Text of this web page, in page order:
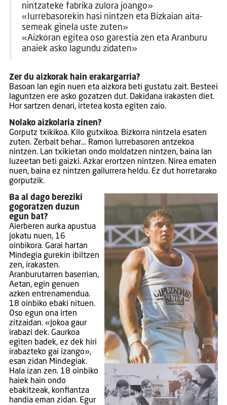
nintzateke fabrika zulora joango»
«Iurrebasorekin hasi nintzen eta Bizkaian aita-
semeak ginela uste zuten»
«Aizkoran egitea oso garestia zen eta Aranburu
anaiek asko lagundu zidaten»
Zer du aizkorak hain erakargarria?
Basoan lan egin nuen eta aizkora beti gustatu zait. Besteei
laguntzen ere asko gozatzen dut. Dakidana irakasten diet.
Hor sartzen denari, irtetea kosta egiten zaio.
Nolako aizkolaria zinen?
Gorputz txikikoa. Kilo gutxikoa. Bizkorra nintzela esaten
zuten. Zerbait behar… Ramon Iurrebasoren antzekoa
nintzen. Lan txikietan ondo moldatzen nintzen, baina lan
luzeetan beti gaizki. Azkar erortzen nintzen. Nirea ematen
nuen, baina ez nintzen gailurrera heldu. Ez dut horretarako
gorputzik.
Ba al dago bereziki
gogoratzen duzun
egun bat?
Aierberen aurka apustua
jokatu nuen, 16
oinbikora. Garai hartan
Mindegia gurekin ibiltzen
zen, irakasten.
Aranburutarren baserrian,
Aetan, egin genuen
azken entrenamendua.
18 oinbiko ebaki nituen.
Oso egun ona irten
zitzaidan. «Jokoa gaur
irabazi dek. Gaurkoa
egiten badek, ez dek hiri
irabazteko gai izango»,
esan zidan Mindegiak.
Hala izan zen. 18 oinbiko
haiek hain ondo
ebakitzeak, konfiantza
handia eman zidan. Egur